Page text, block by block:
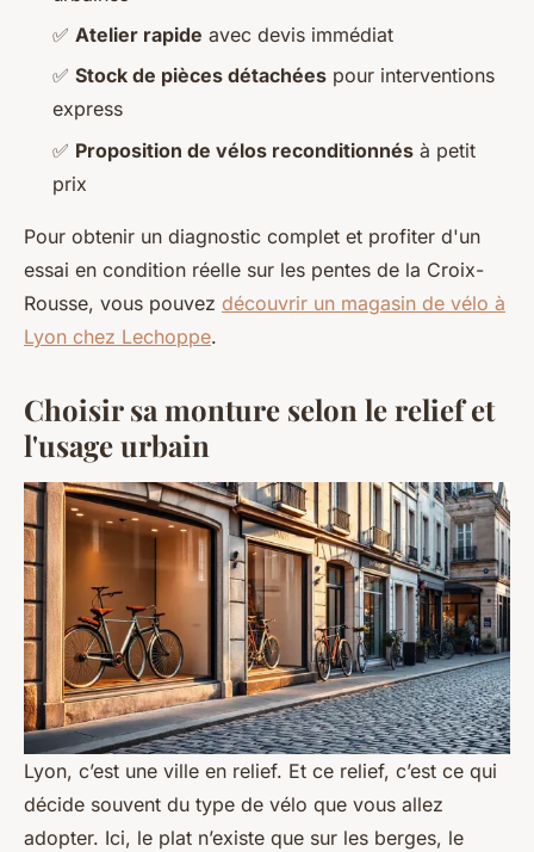
✅ Atelier rapide avec devis immédiat
✅ Stock de pièces détachées pour interventions
express
✅ Proposition de vélos reconditionnés à petit
prix
Pour obtenir un diagnostic complet et profiter d'un
essai en condition réelle sur les pentes de la Croix-
Rousse, vous pouvez découvrir un magasin de vélo à
Lyon chez Lechoppe.
Choisir sa monture selon le relief et
l'usage urbain
Lyon, c’est une ville en relief. Et ce relief, c’est ce qui
décide souvent du type de vélo que vous allez
adopter. Ici, le plat n’existe que sur les berges, le